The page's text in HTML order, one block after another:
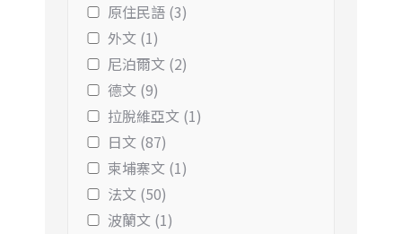
原住民語 (3)
外文 (1)
尼泊爾文 (2)
德文 (9)
拉脫維亞文 (1)
日文 (87)
柬埔寨文 (1)
法文 (50)
波蘭文 (1)